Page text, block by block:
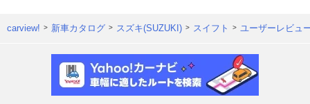
carview! 新車カタログ スズキ(SUZUKI) スイフト ユーザーレビュ